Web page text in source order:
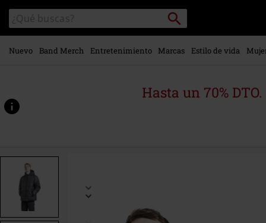
contenido
principal
Buscar
en
el
catálogo
Buscar
Nuevo Band Merch Entretenimiento Marcas Estilo de vida
Hasta un 70%
www.emp-
p/norris-
548124.html